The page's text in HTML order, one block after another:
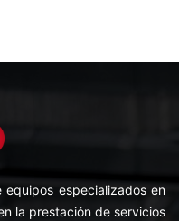
especializados en
la prestación de servicios